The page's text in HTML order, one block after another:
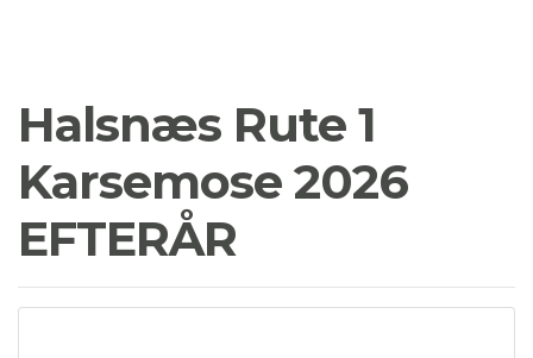
Halsnæs Rute 1
Karsemose 2026
EFTERÅR